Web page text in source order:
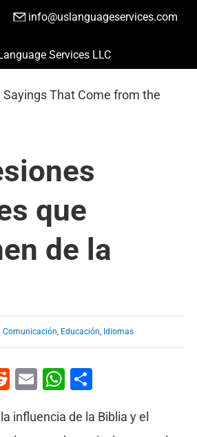
info@uslanguageservices.com
HACER PEDIDO
Services LLC
que
de la
Comunicación, Educación, Idiomas
Reddit
EmailWhatsApp
influencia de la Biblia y el